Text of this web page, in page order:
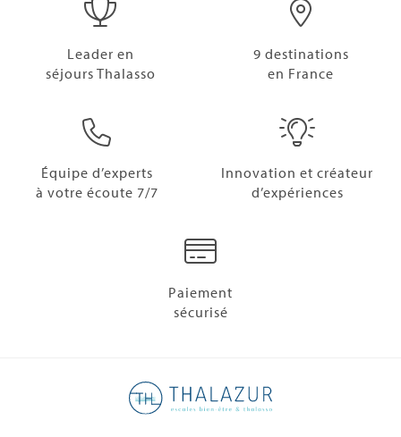
Leader en
séjours Thalasso
9 destinations
en France
Équipe d’experts
à votre écoute 7/7
Innovation et créateur
d’expériences
Paiement
sécurisé